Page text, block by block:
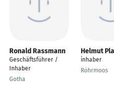
Ronald Rassmann
Geschäftsführer /
Inhaber
Gotha
Helmut
inhaber
Röhrmoos